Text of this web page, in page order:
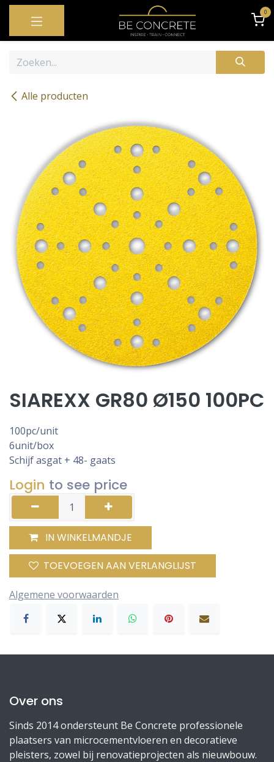
OVERSLAAN NAAR INHOUD 0
Alle producten
SIAREXX GR80 Ø150 100PC
100pc/unit
6unit/box
Schijf asgat + 48- gaats
Login to see price
IN WINKELMANDJE
TOEVOEGEN AAN VERLANGLIJST
Algemene voorwaarden
Over ons
Sinds 2014 ondersteunt Be Concrete professionele
plaatsers van microcementvloeren en decoratieve
pleisters, zowel bij renovatieprojecten als nieuwbouw.